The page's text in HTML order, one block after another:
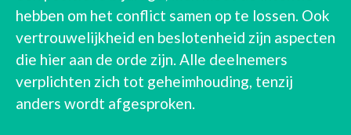
hebben om het conflict samen op te lossen. Ook
vertrouwelijkheid en beslotenheid zijn aspecten
die hier aan de orde zijn. Alle deelnemers
verplichten zich tot geheimhouding, tenzij
anders wordt afgesproken.